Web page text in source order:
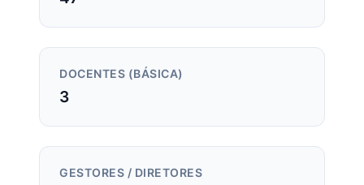
DOCENTES (BÁSICA)
3
GESTORES / DIRETORES